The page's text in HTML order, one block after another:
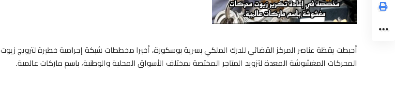
أحبطت يقظة عناصر المركز القضائي للدرك الملكي بسرية بوسكورة، أخيرا مخططات شبكة إجرامية خطيرة لترويج زيوت
المحركات المغشوشة المعدة لتزويد المتاجر المختصة بمختلف الأسواق المحلية والوطنية، باسم ماركات عالمية.